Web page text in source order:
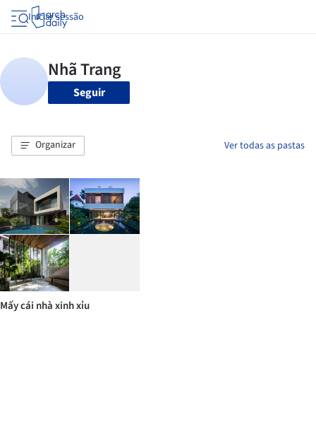
Iniciar sessão
Seguir
Organizar Ver todas as pastas
Mấy cái nhà xinh xỉu